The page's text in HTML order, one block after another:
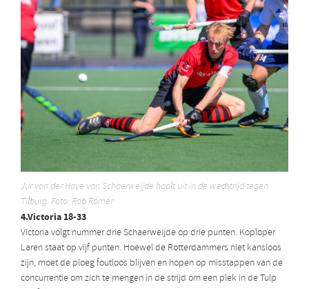
Jur van der Have van Schaerweijde haalt uit in de wedstrijd tegen
Tilburg. Foto: Rob Römer
4.Victoria 18-33
Victoria volgt nummer drie Schaerweijde op drie punten. Koploper
Laren staat op vijf punten. Hoewel de Rotterdammers niet kansloos
zijn, moet de ploeg foutloos blijven en hopen op misstappen van de
concurrentie om zich te mengen in de strijd om een plek in de Tulp